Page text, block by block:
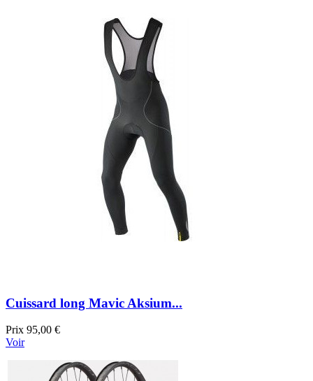
Cuissard long Mavic Aksium...
Prix 95,00 €
Voir